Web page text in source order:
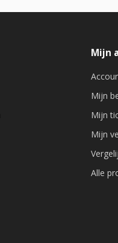
Mijn
Mijn
Mijn
Mijn
Alle